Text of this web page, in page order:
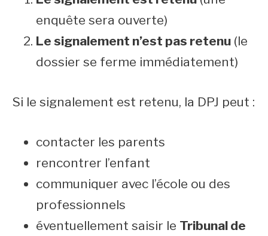
enquête sera ouverte)
Le signalement n’est pas retenu (le
dossier se ferme immédiatement)
Si le signalement est retenu, la DPJ peut :
contacter les parents
rencontrer l’enfant
communiquer avec l’école ou des
professionnels
éventuellement saisir le Tribunal de